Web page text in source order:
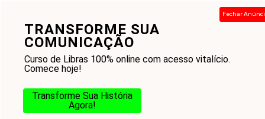
TRANSFORME SUA
COMUNICAÇÃO
Curso de Libras 100% online com acesso vitalício.
Comece hoje!
Transforme Sua História
Agora!
Fechar
conteúdo
Home-Blog-Amor ao Próximo-Igreja
Impactante História da Reforma Protestante